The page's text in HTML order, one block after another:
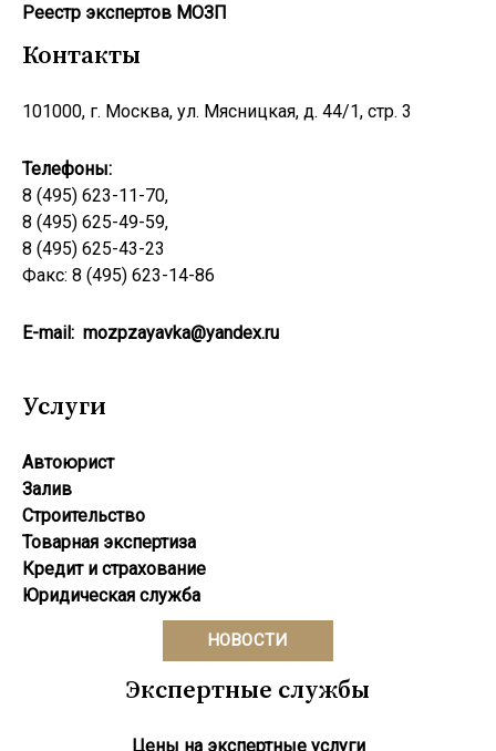
Реестр экcпертов МОЗП
Контакты
101000, г. Москва, ул. Мясницкая, д. 44/1, стр. 3
Телефоны:
8 (495) 623-11-70,
8 (495) 625-49-59,
8 (495) 625-43-23
Факс: 8 (495) 623-14-86
E-mail: mozpzayavka@yandex.ru
Услуги
Автоюрист
Залив
Строительство
Товарная экспертиза
Кредит и страхование
Юридическая служба
НОВОСТИ
Экспертные службы
Цены на экспертные услуги